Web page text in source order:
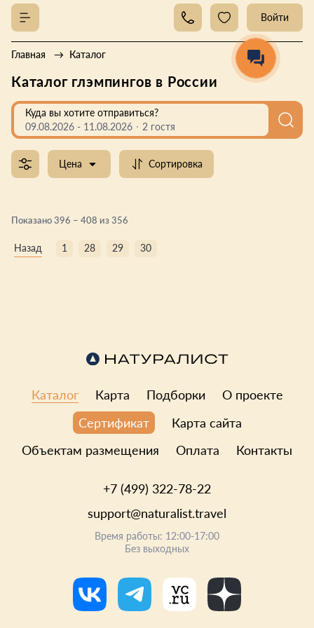
Войти
Главная Каталог
Каталог глэмпингов в России
Куда вы хотите отправиться?
09.08.2026 - 11.08.2026 2 гостя
Цена Сортировка
Показано 396 – 408 из 356
Назад 1 28 29 30
Каталог Карта Подборки
О проекте
Сертификат
Карта сайта
Объектам размещения
Оплата Контакты
+7 (499) 322-78-22
support@naturalist.travel
Время работы: 12:00-17:00
Без выходных